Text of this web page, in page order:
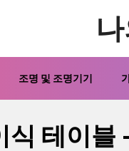
조명 및 조명기기
식 테이블